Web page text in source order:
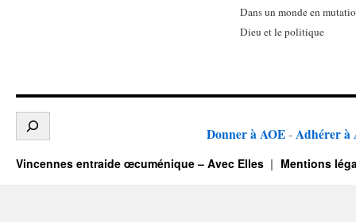
Dans un monde en
Dieu et le politique
Donner à AOE - Adhérer à
Vincennes entraide œcuménique – Avec Elles Mentions